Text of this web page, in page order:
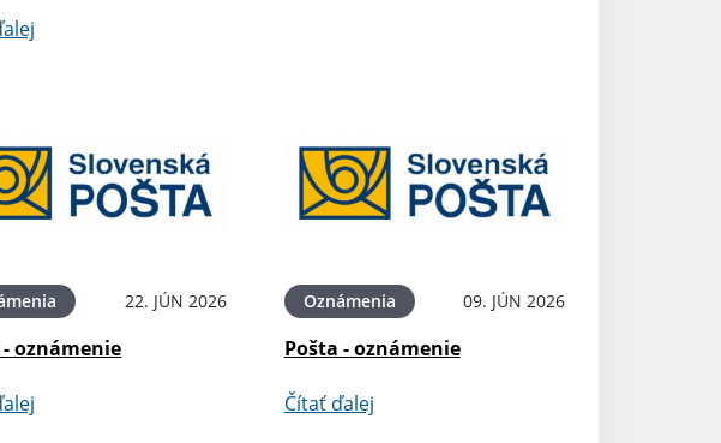
22. JÚN 2026
- oznámenie
Oznámenia 09. JÚN 2026
Pošta - oznámenie
Čítať ďalej